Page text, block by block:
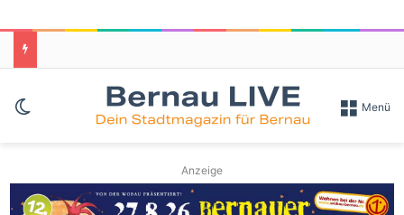
Skin umschalten Menü
Anzeige